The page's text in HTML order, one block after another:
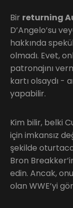
Bir returning
D’Angelo’su
hakkında
olmadı. Evet,
patronajını
kartı olsaydı -
yapabilir.
Kim bilir, belki
için imkansız
şekilde
Bron
edin. Ancak,
olan WWE’yi